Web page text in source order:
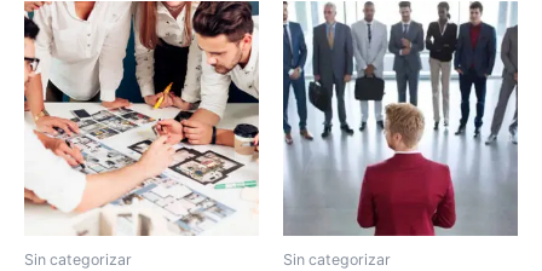
Sin categorizar Sin categorizar